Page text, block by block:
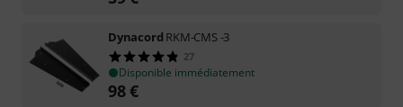
Dynacord RKM-CMS -3
27
Disponible immédiatement
98€